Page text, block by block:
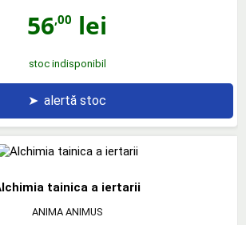
56,00 lei
stoc indisponibil
➤ alertă stoc
tainica a iertarii
ANIMA ANIMUS